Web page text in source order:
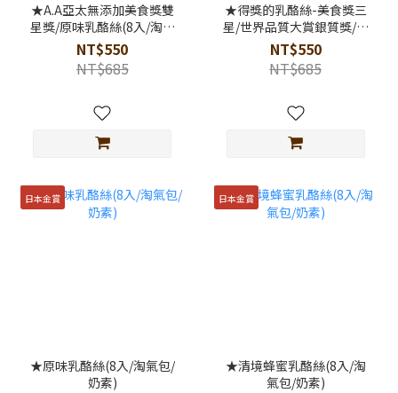
★A.A亞太無添加美食獎雙
星獎/原味乳酪絲(8入/淘氣
包)
NT$550
NT$685
★得獎的乳酪絲-美食獎三
星/世界品質大賞銀質獎/清
境蜂蜜乳酪絲(8入/淘氣包)
NT$550
NT$685
日本金賞
★原味乳酪絲(8入/淘氣包/
奶素)
日本金賞
★清境蜂蜜乳酪絲(8入/淘
氣包/奶素)